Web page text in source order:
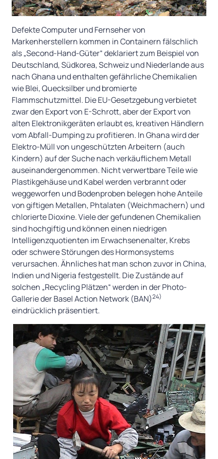
Defekte Computer und Fernseher von
Markenherstellern kommen in Containern fälschlich
als „Second-Hand-Güter“ deklariert zum Beispiel von
Deutschland, Südkorea, Schweiz und Niederlande aus
nach Ghana und enthalten gefährliche Chemikalien
wie Blei, Quecksilber und bromierte
Flammschutzmittel. Die EU-Gesetzgebung verbietet
zwar den Export von E-Schrott, aber der Export von
alten Elektronikgeräten erlaubt es, kreativen Händlern
vom Abfall-Dumping zu profitieren. In Ghana wird der
Elektro-Müll von ungeschützten Arbeitern (auch
Kindern) auf der Suche nach verkäuflichem Metall
auseinandergenommen. Nicht verwertbare Teile wie
Plastikgehäuse und Kabel werden verbrannt oder
weggeworfen und Bodenproben belegen hohe Anteile
von giftigen Metallen, Phtalaten (Weichmachern) und
chlorierte Dioxine. Viele der gefundenen Chemikalien
sind hochgiftig und können einen niedrigen
Intelligenzquotienten im Erwachsenenalter, Krebs
oder schwere Störungen des Hormonsystems
verursachen. Ähnliches hat man schon zuvor in China,
Indien und Nigeria festgestellt. Die Zustände auf
solchen „Recycling Plätzen“ werden in der Photo-
Gallerie der Basel Action Network (BAN)24)
eindrücklich präsentiert.